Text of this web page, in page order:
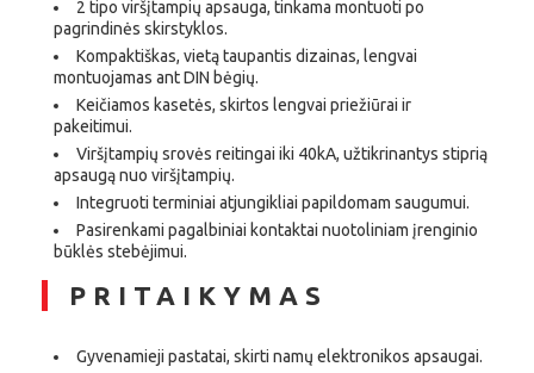
2 tipo viršįtampių apsauga, tinkama montuoti po
pagrindinės skirstyklos.
Kompaktiškas, vietą taupantis dizainas, lengvai
montuojamas ant DIN bėgių.
Keičiamos kasetės, skirtos lengvai priežiūrai ir
pakeitimui.
Viršįtampių srovės reitingai iki 40kA, užtikrinantys stiprią
apsaugą nuo viršįtampių.
Integruoti terminiai atjungikliai papildomam saugumui.
Pasirenkami pagalbiniai kontaktai nuotoliniam įrenginio
būklės stebėjimui.
PRITAIKYMAS
Gyvenamieji pastatai, skirti namų elektronikos apsaugai.